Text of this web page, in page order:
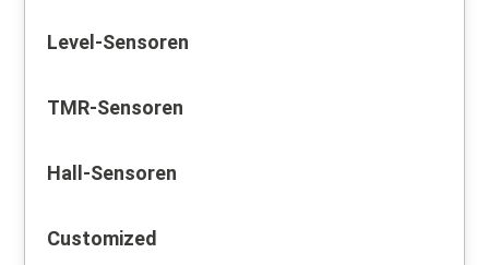
Level-Sensoren
TMR-Sensoren
Hall-Sensoren
Customized